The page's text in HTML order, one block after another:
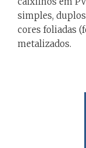
simples,
cores foliadas
metalizados.